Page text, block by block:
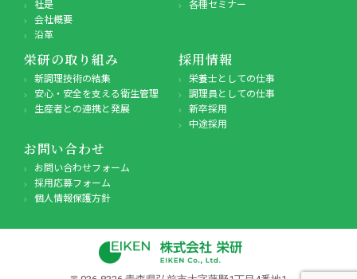
社是
会社概要
沿革
各種セミナー
栄研の取り組み
新調理技術の結集
安心・安全を支える衛生管理
生産者との連携と発展
採用情報
栄養士としての仕事
調理員としての仕事
新卒採用
中途採用
お問い合わせ
お問い合わせフォーム
採用応募フォーム
個人情報保護方針